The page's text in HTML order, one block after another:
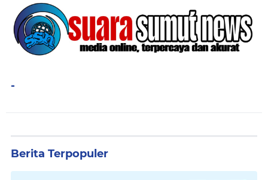
-
Berita Terpopuler